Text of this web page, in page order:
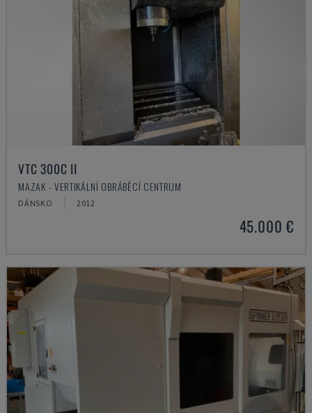
VTC 300C II
MAZAK - VERTIKÁLNÍ OBRÁBĚCÍ CENTRUM
DÁNSKO 2012
45.000 €